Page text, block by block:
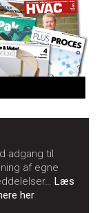
adgang til
af egne
Læs
her